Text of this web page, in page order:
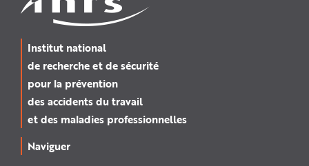
Institut national
de recherche et de sécurité
pour la prévention
des accidents du travail
et des maladies professionnelles
Naviguer